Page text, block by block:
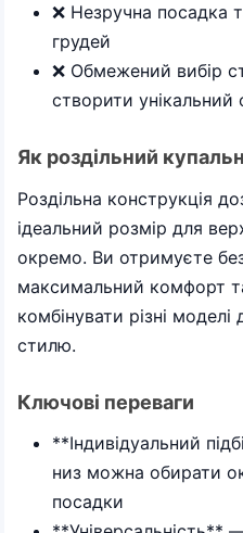
❌ Незручна посадка
грудей
❌ Обмежений вибір
створити унікальний
Як роздільний
Роздільна конструкція
ідеальний розмір для
окремо. Ви отримуєте
максимальний комфорт
комбінувати різні
стилю.
Ключові переваги
**Індивідуальний
низ можна обирати
посадки